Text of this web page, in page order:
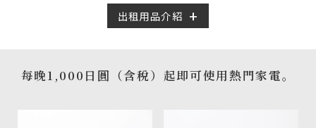
出租用品介紹
每晚1,000日圓（含稅）起即可使用熱門家電。